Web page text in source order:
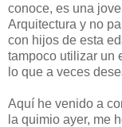
conoce, es una
Arquitectura y no
con hijos de esta
tampoco utilizar un
lo que a veces
Aquí he venido a
la quimio ayer, me